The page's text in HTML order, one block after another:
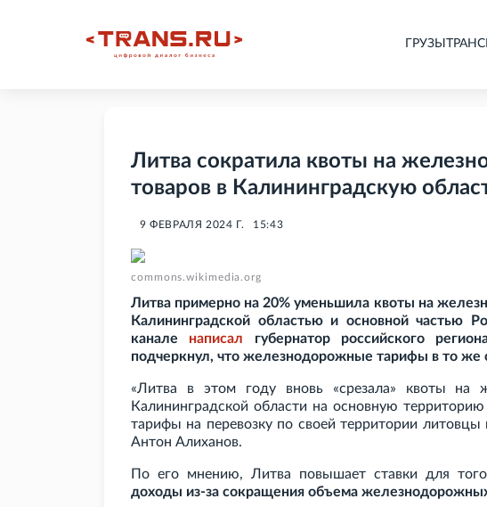
ГРУЗЫ
Литва сократила квоты на
товаров в Калининградскую
9 ФЕВРАЛЯ 2024 Г. 15:43
commons.wikimedia.org
Литва примерно на 20% уменьшила квоты на
Калининградской областью и основной частью
канале написал губернатор российского
подчеркнул, что железнодорожные тарифы в то же
«Литва в этом году вновь «срезала» квоты на
Калининградской области на основную
тарифы на перевозку по своей территории литовцы
Антон Алиханов.
По его мнению, Литва повышает ставки для
доходы из-за сокращения объема